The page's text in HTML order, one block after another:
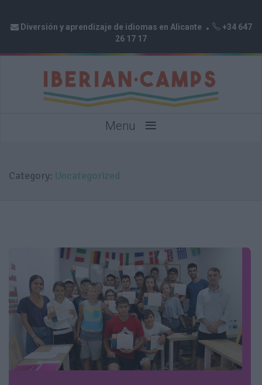
Diversión y aprendizaje de idiomas en Alicante
+34 647
26 17 17
Menu ≡
Category: Uncategorized